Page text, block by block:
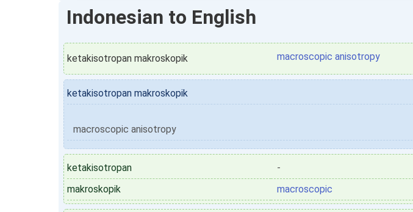
Indonesian to English
ketakisotropan makroskopik macroscopic anisotropy
ketakisotropan makroskopik
macroscopic anisotropy
ketakisotropan
-
makroskopik
macroscopic